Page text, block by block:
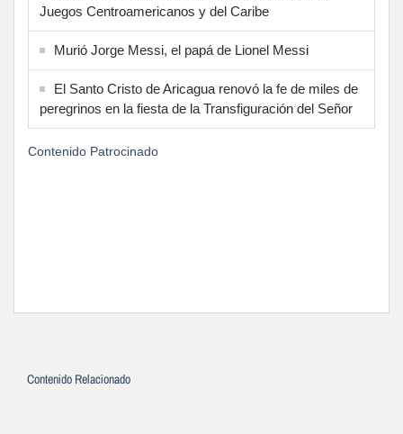
Juegos Centroamericanos y del Caribe
Murió Jorge Messi, el papá de Lionel Messi
El Santo Cristo de Aricagua renovó la fe de miles de
peregrinos en la fiesta de la Transfiguración del Señor
Contenido Patrocinado
Contenido Relacionado